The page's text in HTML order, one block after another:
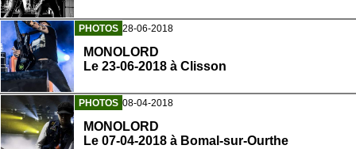
PHOTOS 28-06-2018
MONOLORD
Le 23-06-2018 à Clisson
PHOTOS 08-04-2018
MONOLORD
Le 07-04-2018 à Bomal-sur-Ourthe